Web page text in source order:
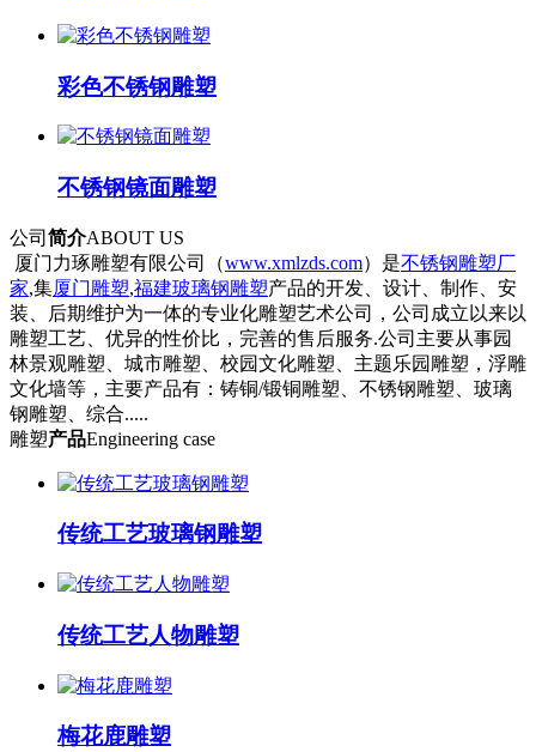
彩色不锈钢雕塑
不锈钢镜面雕塑
公司 简介ABOUT US
厦门力琢雕塑有限公司（www.xmlzds.com）是不锈钢雕塑厂
家,集厦门雕塑,福建玻璃钢雕塑产品的开发、设计、制作、安
装、后期维护为一体的专业化雕塑艺术公司，公司成立以来以
雕塑工艺、优异的性价比，完善的售后服务.公司主要从事园
林景观雕塑、城市雕塑、校园文化雕塑、主题乐园雕塑，浮雕
文化墙等，主要产品有：铸铜/锻铜雕塑、不锈钢雕塑、玻璃
钢雕塑、综合.....
雕塑产品Engineering case
传统工艺玻璃钢雕塑
传统工艺人物雕塑
梅花鹿雕塑